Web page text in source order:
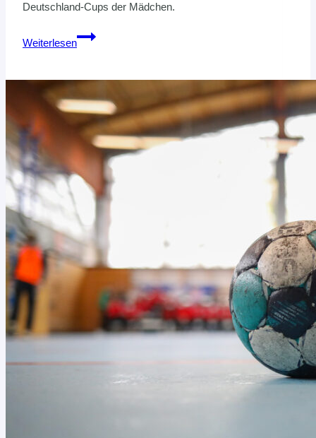
Deutschland-Cups der Mädchen.
Weiterlesen
TOP
Deutschland-
Cup
2025